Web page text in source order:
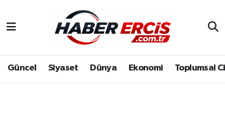
Güncel Siyaset Dünya Ekonomi Toplumsal